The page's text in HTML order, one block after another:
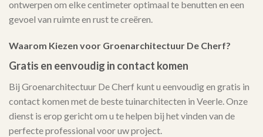
ontwerpen om elke centimeter optimaal te benutten en een
gevoel van ruimte en rust te creëren.
Waarom Kiezen voor Groenarchitectuur De Cherf?
Gratis en eenvoudig in contact komen
Bij Groenarchitectuur De Cherf kunt u eenvoudig en gratis in
contact komen met de beste tuinarchitecten in Veerle. Onze
dienst is erop gericht om u te helpen bij het vinden van de
perfecte professional voor uw project.